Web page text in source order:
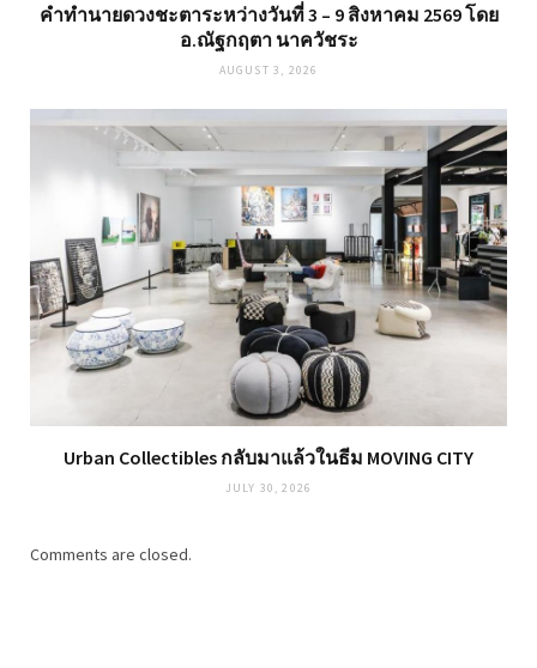
คำทำนายดวงชะตาระหว่างวันที่ 3 – 9 สิงหาคม 2569 โดย
อ.ณัฐกฤตา นาควัชระ
AUGUST 3, 2026
Urban Collectibles กลับมาแล้วในธีม MOVING CITY
JULY 30, 2026
Comments are closed.